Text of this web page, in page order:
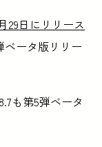
29日にリリース
ベータ版リリー
も第5弾ベータ